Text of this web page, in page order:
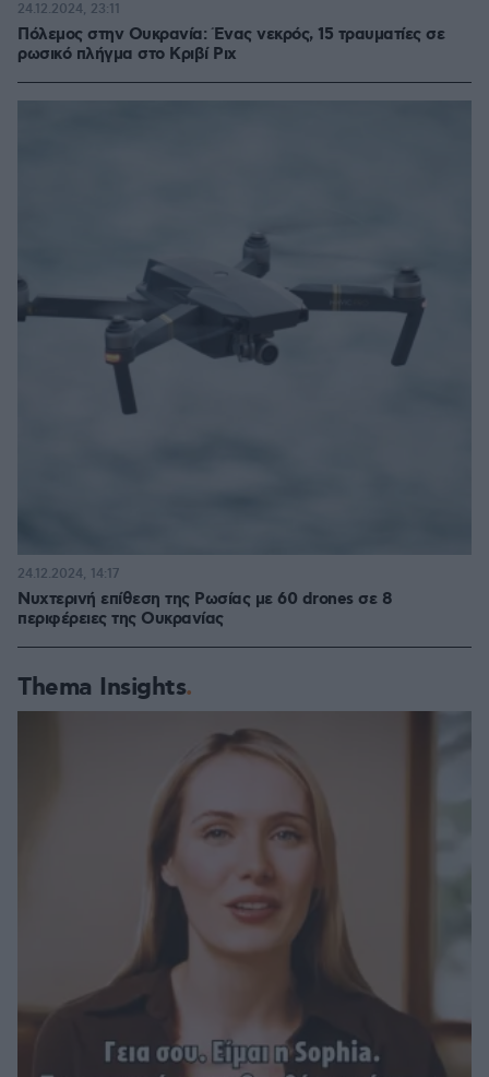
Πόλεμος στην Ουκρανία: Ένας νεκρός, 15 τραυματίες σε
ρωσικό πλήγμα στο Κριβί Ριχ
24.12.2024, 23:11
Νυχτερινή επίθεση της Ρωσίας με 60 drones σε 8
περιφέρειες της Ουκρανίας
24.12.2024, 14:17
Thema Insights